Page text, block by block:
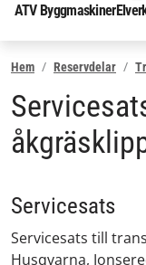
ATV Byggmaskiner
Hem Reservdelar
Servicesats
Servicesats till
Husqvarna,